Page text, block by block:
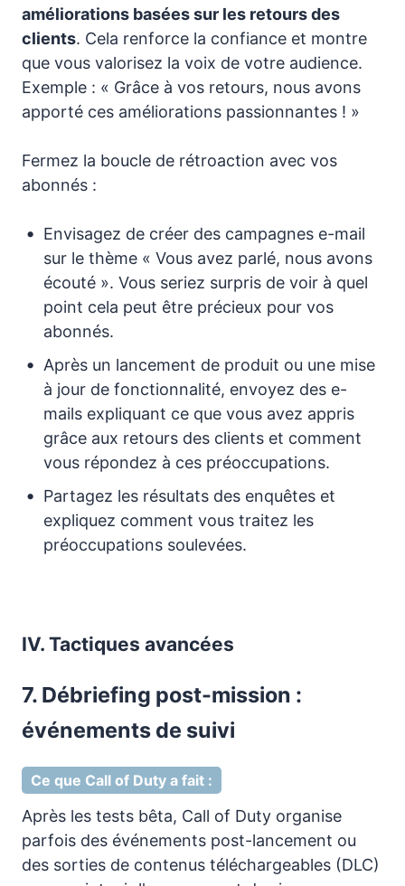
améliorations basées sur les retours des
clients. Cela renforce la confiance et montre
que vous valorisez la voix de votre audience.
Exemple : « Grâce à vos retours, nous avons
apporté ces améliorations passionnantes ! »
Fermez la boucle de rétroaction avec vos
abonnés :
Envisagez de créer des campagnes e-mail
sur le thème « Vous avez parlé, nous avons
écouté ». Vous seriez surpris de voir à quel
point cela peut être précieux pour vos
abonnés.
Après un lancement de produit ou une mise
à jour de fonctionnalité, envoyez des e-
mails expliquant ce que vous avez appris
grâce aux retours des clients et comment
vous répondez à ces préoccupations.
Partagez les résultats des enquêtes et
expliquez comment vous traitez les
préoccupations soulevées.
IV. Tactiques avancées
7. Débriefing post-mission :
événements de suivi
Ce que Call of Duty a fait :
Après les tests bêta, Call of Duty organise
parfois des événements post-lancement ou
des sorties de contenus téléchargeables (DLC)